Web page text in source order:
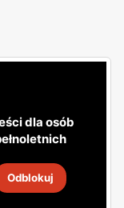
dla osób
Odblokuj